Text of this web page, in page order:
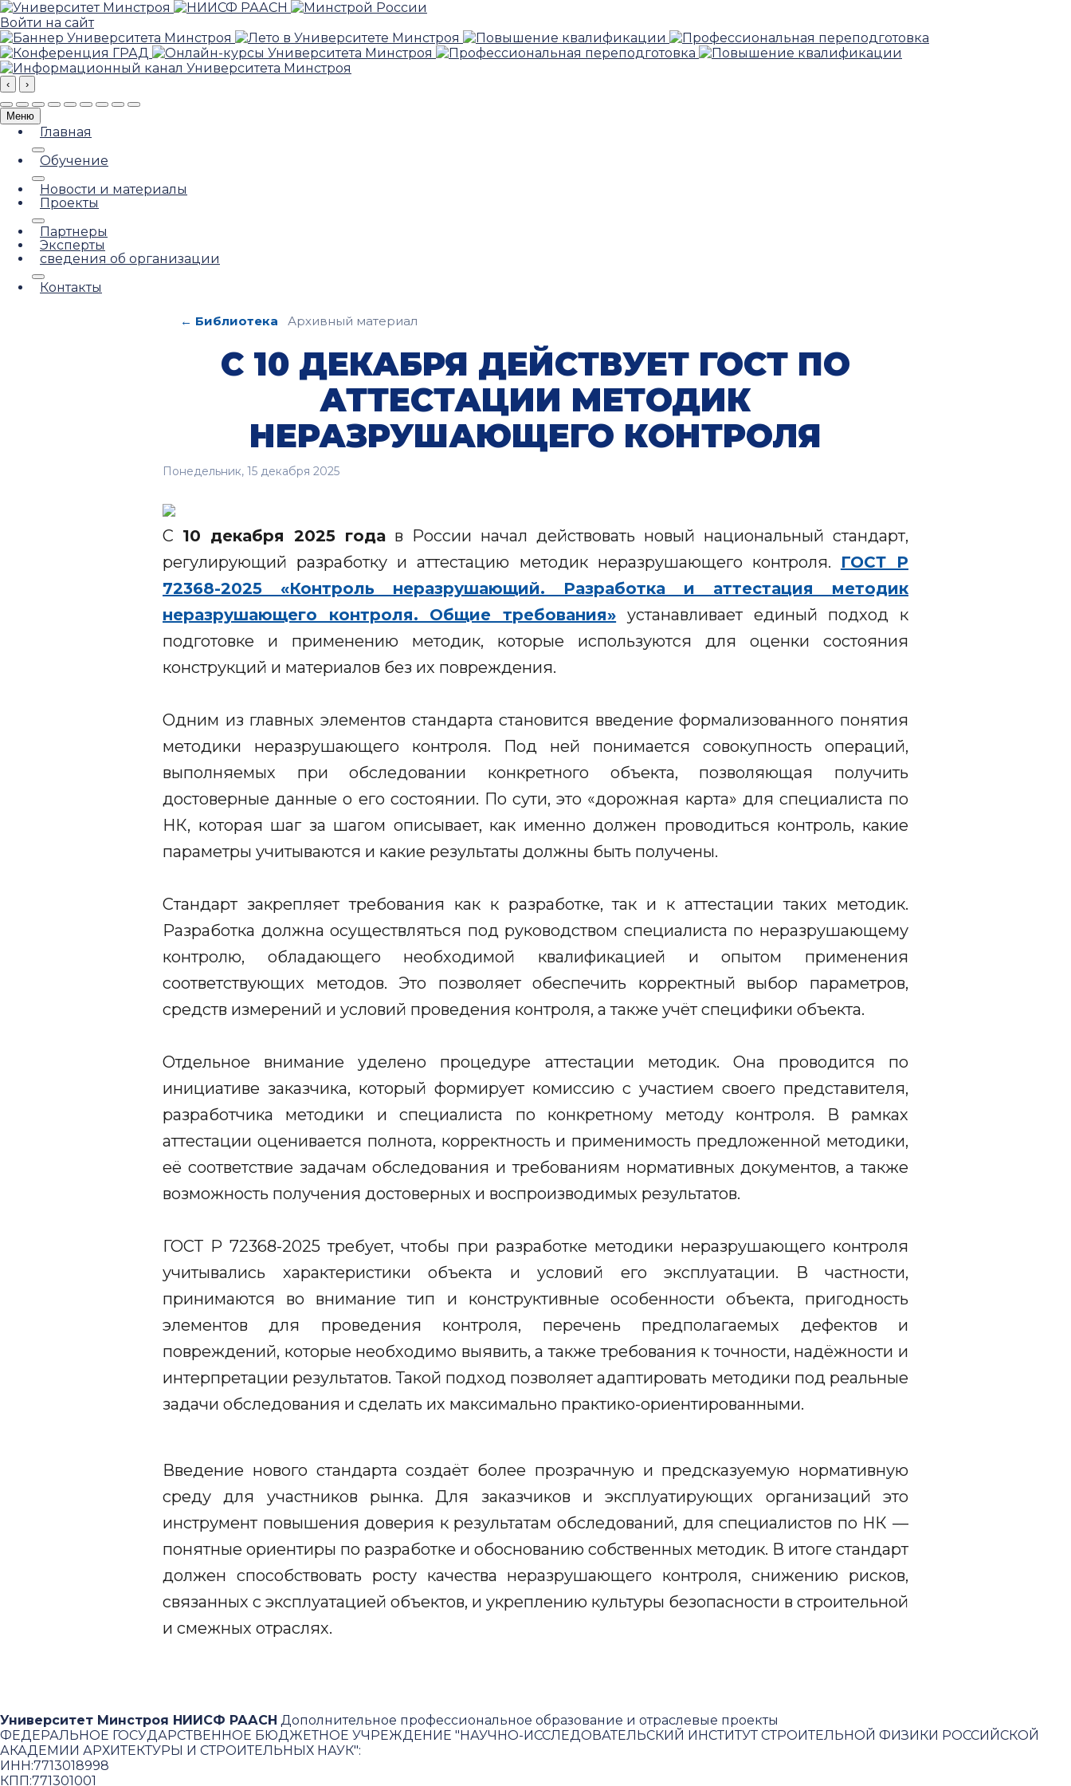
Войти на сайт
‹ ›
Меню
Главная
Обучение
Новости и материалы
Проекты
Партнеры
Эксперты
сведения об организации
Контакты
← Библиотека Архивный материал
С 10 ДЕКАБРЯ ДЕЙСТВУЕТ ГОСТ ПО
АТТЕСТАЦИИ МЕТОДИК
НЕРАЗРУШАЮЩЕГО КОНТРОЛЯ
Понедельник, 15 декабря 2025
С 10 декабря 2025 года в России начал действовать новый национальный стандарт,
регулирующий разработку и аттестацию методик неразрушающего контроля. ГОСТ Р
72368-2025 «Контроль неразрушающий. Разработка и аттестация методик
неразрушающего контроля. Общие требования» устанавливает единый подход к
подготовке и применению методик, которые используются для оценки состояния
конструкций и материалов без их повреждения.
Одним из главных элементов стандарта становится введение формализованного понятия
методики неразрушающего контроля. Под ней понимается совокупность операций,
выполняемых при обследовании конкретного объекта, позволяющая получить
достоверные данные о его состоянии. По сути, это «дорожная карта» для специалиста по
НК, которая шаг за шагом описывает, как именно должен проводиться контроль, какие
параметры учитываются и какие результаты должны быть получены.
Стандарт закрепляет требования как к разработке, так и к аттестации таких методик.
Разработка должна осуществляться под руководством специалиста по неразрушающему
контролю, обладающего необходимой квалификацией и опытом применения
соответствующих методов. Это позволяет обеспечить корректный выбор параметров,
средств измерений и условий проведения контроля, а также учёт специфики объекта.
Отдельное внимание уделено процедуре аттестации методик. Она проводится по
инициативе заказчика, который формирует комиссию с участием своего представителя,
разработчика методики и специалиста по конкретному методу контроля. В рамках
аттестации оценивается полнота, корректность и применимость предложенной методики,
её соответствие задачам обследования и требованиям нормативных документов, а также
возможность получения достоверных и воспроизводимых результатов.
ГОСТ Р 72368-2025 требует, чтобы при разработке методики неразрушающего контроля
учитывались характеристики объекта и условий его эксплуатации. В частности,
принимаются во внимание тип и конструктивные особенности объекта, пригодность
элементов для проведения контроля, перечень предполагаемых дефектов и
повреждений, которые необходимо выявить, а также требования к точности, надёжности и
интерпретации результатов. Такой подход позволяет адаптировать методики под реальные
задачи обследования и сделать их максимально практико-ориентированными.
Введение нового стандарта создаёт более прозрачную и предсказуемую нормативную
среду для участников рынка. Для заказчиков и эксплуатирующих организаций это
инструмент повышения доверия к результатам обследований, для специалистов по НК —
понятные ориентиры по разработке и обоснованию собственных методик. В итоге стандарт
должен способствовать росту качества неразрушающего контроля, снижению рисков,
связанных с эксплуатацией объектов, и укреплению культуры безопасности в строительной
и смежных отраслях.
Университет Минстроя НИИСФ РААСН Дополнительное профессиональное образование и отраслевые проекты
ФЕДЕРАЛЬНОЕ ГОСУДАРСТВЕННОЕ БЮДЖЕТНОЕ УЧРЕЖДЕНИЕ "НАУЧНО-ИССЛЕДОВАТЕЛЬСКИЙ ИНСТИТУТ СТРОИТЕЛЬНОЙ ФИЗИКИ РОССИЙСКОЙ
АКАДЕМИИ АРХИТЕКТУРЫ И СТРОИТЕЛЬНЫХ НАУК":
ИНН:7713018998
КПП:771301001